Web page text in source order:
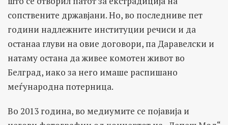
сопствените државјани. Но, во последниве пет
години надлежните институции речиси и да
останаа глуви на овие договори, па Даравелски и
натаму остана да живее комотен живот во
Белград, иако за него имаше распишано
меѓународна потерница.
Во 2013 година, во медиумите се појавија и